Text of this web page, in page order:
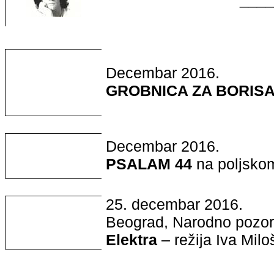
Decembar 2016.
GROBNICA ZA
Decembar 2016.
PSALAM 44 na
25. decembar 2016.
Beograd, Narodno
Elektra – režija Iva